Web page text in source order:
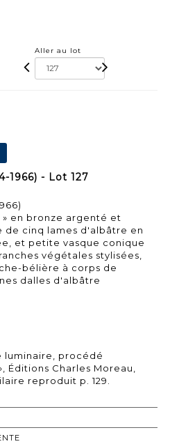
Aller au lot
1966) - Lot 127
» en bronze argenté et
de cinq lames d'albâtre en
et petite vasque conique
végétales stylisées,
bélière à corps de
dalles d'albâtre
luminaire, procédé
Éditions Charles Moreau,